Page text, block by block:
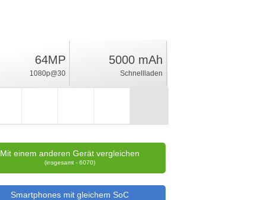
64MP
1080p@30
5000 mAh
Schnellladen
Mit einem anderen Gerät vergleichen
(insgesamt - 6070)
Smartphones mit gleichem SoC